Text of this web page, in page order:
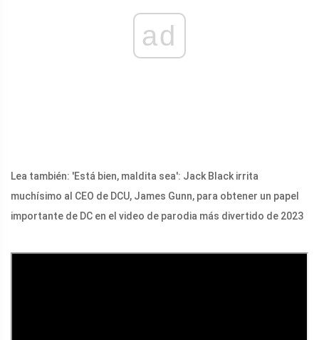
ad
Lea también: 'Está bien, maldita sea': Jack Black irrita
muchísimo al CEO de DCU, James Gunn, para obtener un papel
importante de DC en el video de parodia más divertido de 2023